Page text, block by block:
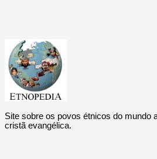
Site sobre os povos étnicos do mundo
cristã evangélica.